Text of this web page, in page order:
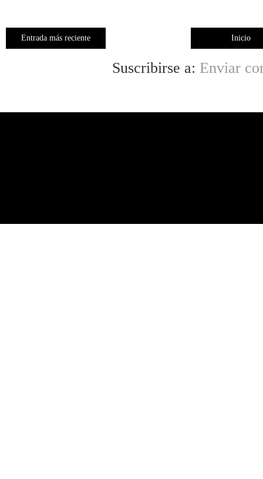
Entrada más reciente Inicio
Suscribirse a: Enviar